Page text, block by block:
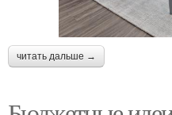
читать дальше →